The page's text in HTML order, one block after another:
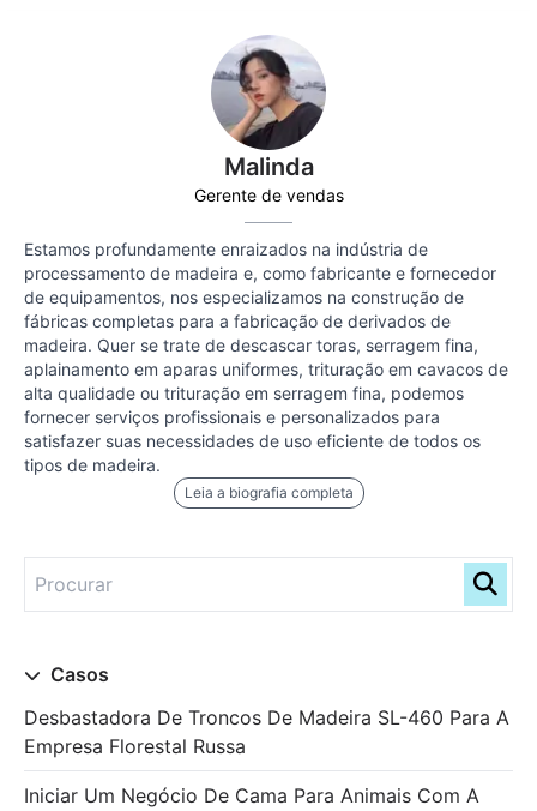
Malinda
Gerente de vendas
Estamos profundamente enraizados na indústria de
processamento de madeira e, como fabricante e fornecedor
de equipamentos, nos especializamos na construção de
fábricas completas para a fabricação de derivados de
madeira. Quer se trate de descascar toras, serragem fina,
aplainamento em aparas uniformes, trituração em cavacos de
alta qualidade ou trituração em serragem fina, podemos
fornecer serviços profissionais e personalizados para
satisfazer suas necessidades de uso eficiente de todos os
tipos de madeira.
Leia a biografia completa
Casos
Desbastadora De Troncos De Madeira SL-460 Para A
Empresa Florestal Russa
Iniciar Um Negócio De Cama Para Animais Com A